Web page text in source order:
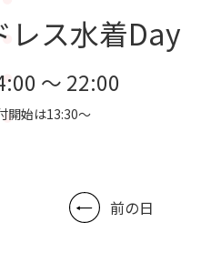
レス水着Day
～ 22:00
開始は13:30～
前の日